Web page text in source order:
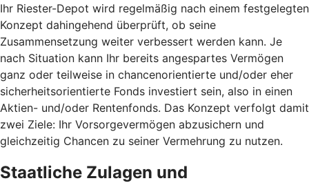
Ihr Riester-Depot wird regelmäßig nach einem festgelegten
Konzept dahingehend überprüft, ob seine
Zusammensetzung weiter verbessert werden kann. Je
nach Situation kann Ihr bereits angespartes Vermögen
ganz oder teilweise in chancenorientierte und/oder eher
sicherheitsorientierte Fonds investiert sein, also in einen
Aktien- und/oder Rentenfonds. Das Konzept verfolgt damit
zwei Ziele: Ihr Vorsorgevermögen abzusichern und
gleichzeitig Chancen zu seiner Vermehrung zu nutzen.
Staatliche Zulagen und